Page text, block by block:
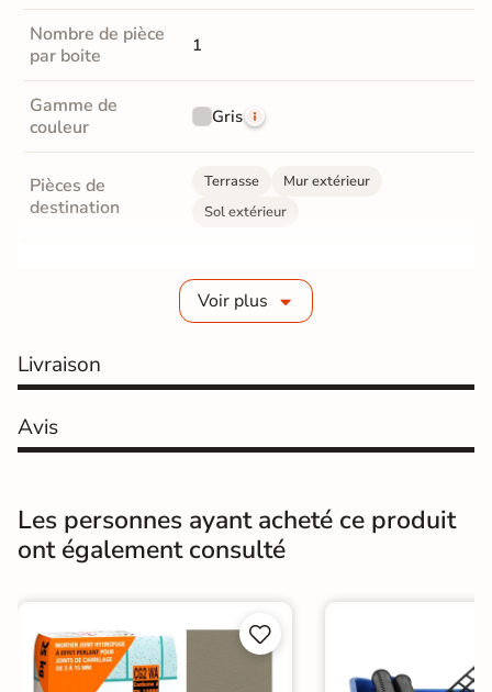
Nombre de pièce
par boite
1
Gamme de
couleur
Gris
Pièces de
destination
Terrasse
Mur extérieur
Sol extérieur
10 mm
Coefficient
antidérapant
Résistance à
l'usure
Gr4 - Très résistant
Bords rectifié
Finition Mate
Surface Antidérapante
Voir plus
Livraison
Avis
Les personnes ayant acheté ce produit
ont également consulté

